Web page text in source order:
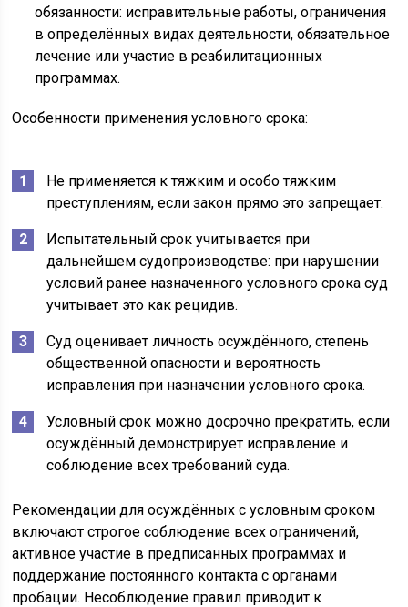
обязанности: исправительные работы, ограничения
в определённых видах деятельности, обязательное
лечение или участие в реабилитационных
программах.
Особенности применения условного срока:
Не применяется к тяжким и особо тяжким
преступлениям, если закон прямо это запрещает.
Испытательный срок учитывается при
дальнейшем судопроизводстве: при нарушении
условий ранее назначенного условного срока суд
учитывает это как рецидив.
Суд оценивает личность осуждённого, степень
общественной опасности и вероятность
исправления при назначении условного срока.
Условный срок можно досрочно прекратить, если
осуждённый демонстрирует исправление и
соблюдение всех требований суда.
Рекомендации для осуждённых с условным сроком
включают строгое соблюдение всех ограничений,
активное участие в предписанных программах и
поддержание постоянного контакта с органами
пробации. Несоблюдение правил приводит к